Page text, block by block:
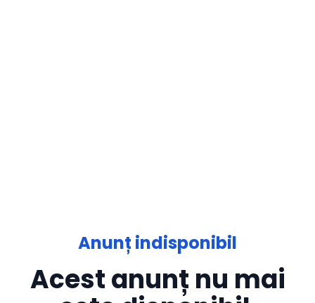
Anunț indisponibil
Acest anunț nu mai